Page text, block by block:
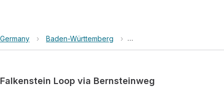
Germany › Baden-Württemberg › Naturpark Schwarzwald
Falkenstein Loop via Bernsteinweg